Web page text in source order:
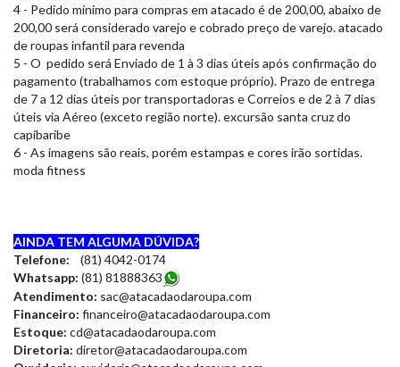
4 - Pedido mínimo para compras em atacado é de 200,00, abaixo de
200,00 será considerado varejo e cobrado preço de varejo. atacado
de roupas infantil para revenda
5 - O pedido será Enviado de 1 à 3 dias úteis após confirmação do
pagamento (trabalhamos com estoque próprio). Prazo de entrega
de 7 a 12 dias úteis por transportadoras e Correios e de 2 à 7 dias
úteis via Aéreo (exceto região norte). excursão santa cruz do
capibaribe
6 - As imagens são reais, porém estampas e cores irão sortidas.
moda fitness
AINDA TEM ALGUMA DÚVIDA?
Telefone: (81) 4042-0174
Whatsapp: (81) 81888363
Atendimento: sac@atacadaodaroupa.com
Financeiro: financeiro@atacadaodaroupa.com
Estoque: cd@atacadaodaroupa.com
Diretoria: diretor@atacadaodaroupa.com